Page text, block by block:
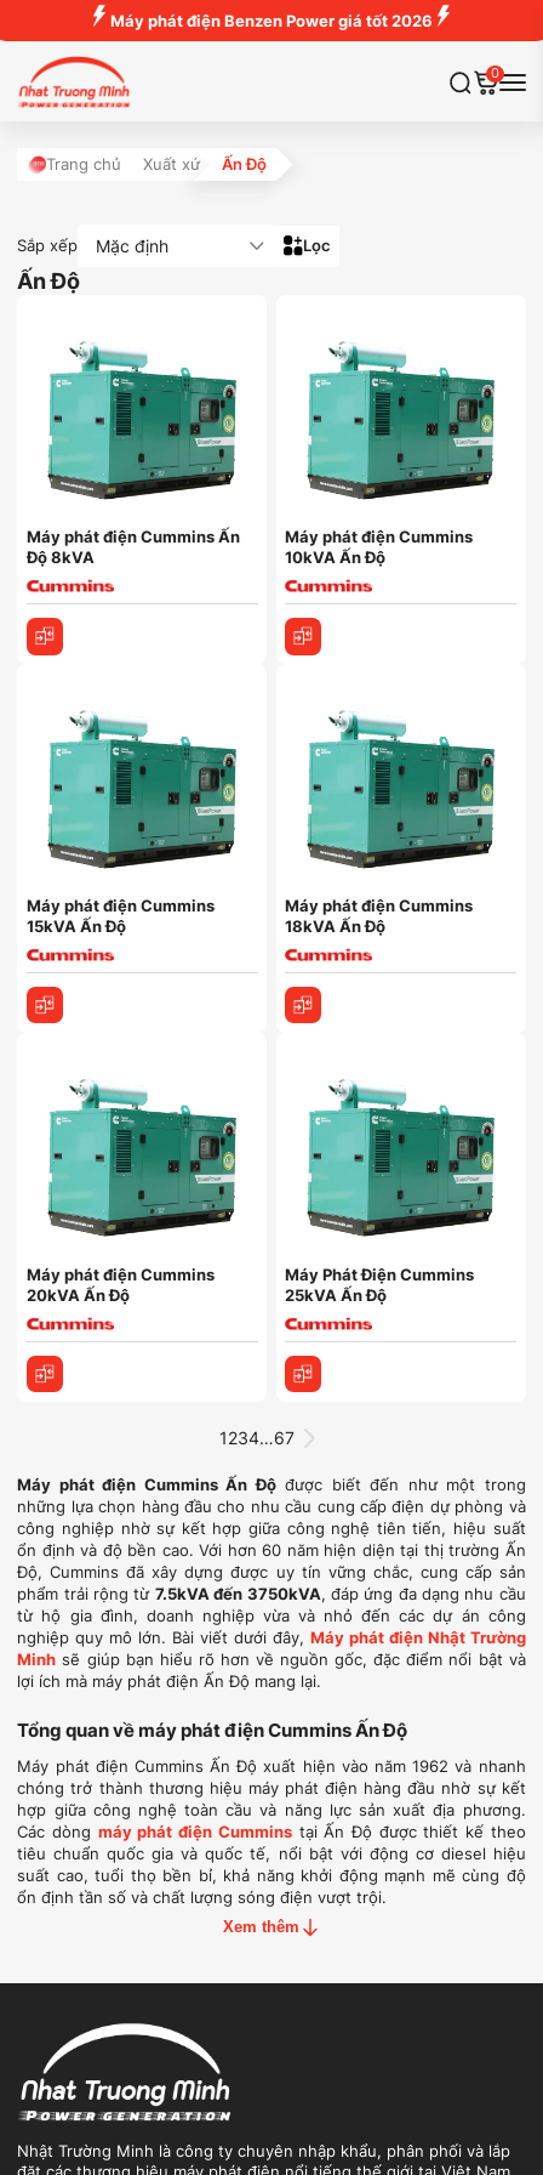
Máy phát điện Benzen Power giá tốt 2026
0
Trang chủ Xuất xứ Ấn Độ
Ấn Độ
Sắp xếp Mặc định Lọc
Máy phát điện Cummins Ấn
Độ 8kVA
Máy phát điện Cummins
10kVA Ấn Độ
Máy phát điện Cummins
15kVA Ấn Độ
Máy phát điện Cummins
18kVA Ấn Độ
Máy phát điện Cummins
20kVA Ấn Độ
Máy Phát Điện Cummins
25kVA Ấn Độ
1234…67
Máy phát điện Cummins Ấn Độđược biết đến như một trong
những lựa chọn hàng đầu cho nhu cầu cung cấp điện dự phòng và
công nghiệp nhờ sự kết hợp giữa công nghệ tiên tiến, hiệu suất
ổn định và độ bền cao. Với hơn 60 năm hiện diện tại thị trường Ấn
Độ, Cummins đã xây dựng được uy tín vững chắc, cung cấp sản
phẩm trải rộng từ 7.5kVA đến 3750kVA, đáp ứng đa dạng nhu cầu
từ hộ gia đình, doanh nghiệp vừa và nhỏ đến các dự án công
nghiệp quy mô lớn. Bài viết dưới đây, Máy phát điện Nhật Trường
Minh sẽ giúp bạn hiểu rõ hơn về nguồn gốc, đặc điểm nổi bật và
lợi ích mà máy phát điện Ấn Độ mang lại.
Tổng quan về máy phát điện Cummins Ấn Độ
Máy phát điện Cummins Ấn Độ xuất hiện vào năm 1962 và nhanh
chóng trở thành thương hiệu máy phát điện hàng đầu nhờ sự kết
hợp giữa công nghệ toàn cầu và năng lực sản xuất địa phương.
Các dòng máy phát điện Cumminstại Ấn Độ được thiết kế theo
tiêu chuẩn quốc gia và quốc tế, nổi bật với động cơ diesel hiệu
suất cao, tuổi thọ bền bỉ, khả năng khởi động mạnh mẽ cùng độ
ổn định tần số và chất lượng sóng điện vượt trội.
Với hệ thống nhà máy tại Pune, Satara và Chennai cùng mạng lưới
Xem thêm
Nhật Trường Minh là công ty chuyên nhập khẩu, phân phối và lắp